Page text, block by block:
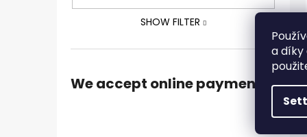
a díky
SHOW FILTER
We accept online payments